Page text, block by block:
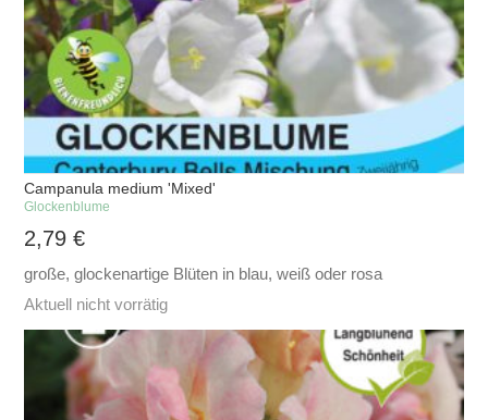
Campanula medium 'Mixed'
Glockenblume
2,79€
große, glockenartige Blüten in blau, weiß oder rosa
Aktuell nicht vorrätig